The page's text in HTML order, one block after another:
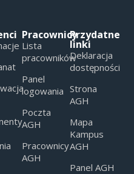
Pracownicy
Lista
pracowników
Panel
logowania
Poczta
AGH
Pracownicy
AGH
Przydatne
linki
Deklaracja
dostępności
Strona
AGH
Mapa
Kampus
AGH
Panel AGH